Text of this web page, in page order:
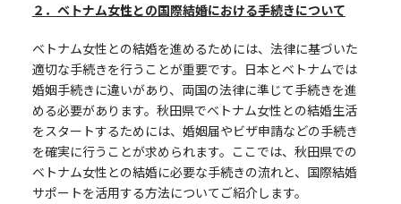
２．ベトナム女性との国際結婚における手続きについて
ベトナム女性との結婚を進めるためには、法律に基づいた
適切な手続きを行うことが重要です。日本とベトナムでは
婚姻手続きに違いがあり、両国の法律に準じて手続きを進
める必要があります。秋田県でベトナム女性との結婚生活
をスタートするためには、婚姻届やビザ申請などの手続き
を確実に行うことが求められます。ここでは、秋田県での
ベトナム女性との結婚に必要な手続きの流れと、国際結婚
サポートを活用する方法についてご紹介します。